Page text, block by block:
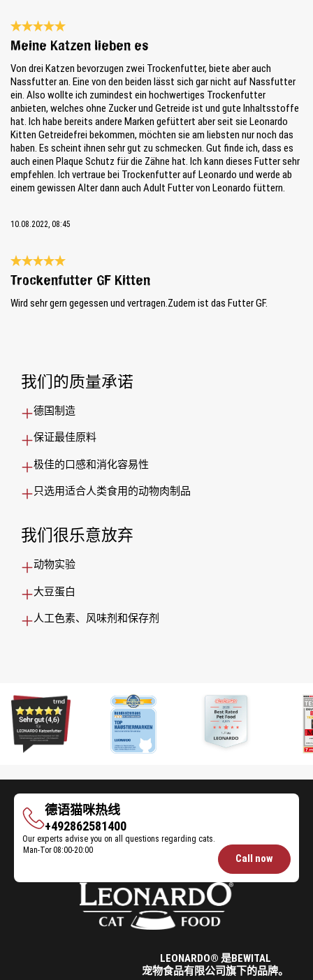
Review with rating of 5 out of 5 stars
Meine Katzen lieben es
Von drei Katzen bevorzugen zwei Trockenfutter, biete aber auch
Nassfutter an. Eine von den beiden lässt sich gar nicht auf Nassfutter
ein. Also wollte ich zumindest ein hochwertiges Trockenfutter
anbieten, welches ohne Zucker und Getreide ist und gute Inhaltsstoffe
hat. Ich habe bereits andere Marken gefüttert aber seit sie Leonardo
Kitten Getreidefrei bekommen, möchten sie am liebsten nur noch das
haben. Es scheint ihnen sehr gut zu schmecken. Gut finde ich, dass es
auch einen Plaque Schutz für die Zähne hat. Ich kann dieses Futter sehr
empfehlen. Ich vertraue bei Trockenfutter auf Leonardo und werde ab
einem gewissen Alter dann auch Adult Futter von Leonardo füttern.
10.08.2022, 08:45
Review with rating of 5 out of 5 stars
Trockenfutter GF Kitten
Wird sehr gern gegessen und vertragen.Zudem ist das Futter GF.
我们的质量承诺
德国制造
保证最佳原料
极佳的口感和消化容易性
只选用适合人类食用的动物肉制品
我们很乐意放弃
动物实验
大豆蛋白
人工色素、风味剂和保存剂
德语猫咪热线
德
语
猫
+492862581400
Our experts advise you on all questions regarding cats.
Opening
Man-Tor08:00-20:00
Call now
LEONARDO® 是BEWITAL
宠物食品有限公司旗下的品牌。